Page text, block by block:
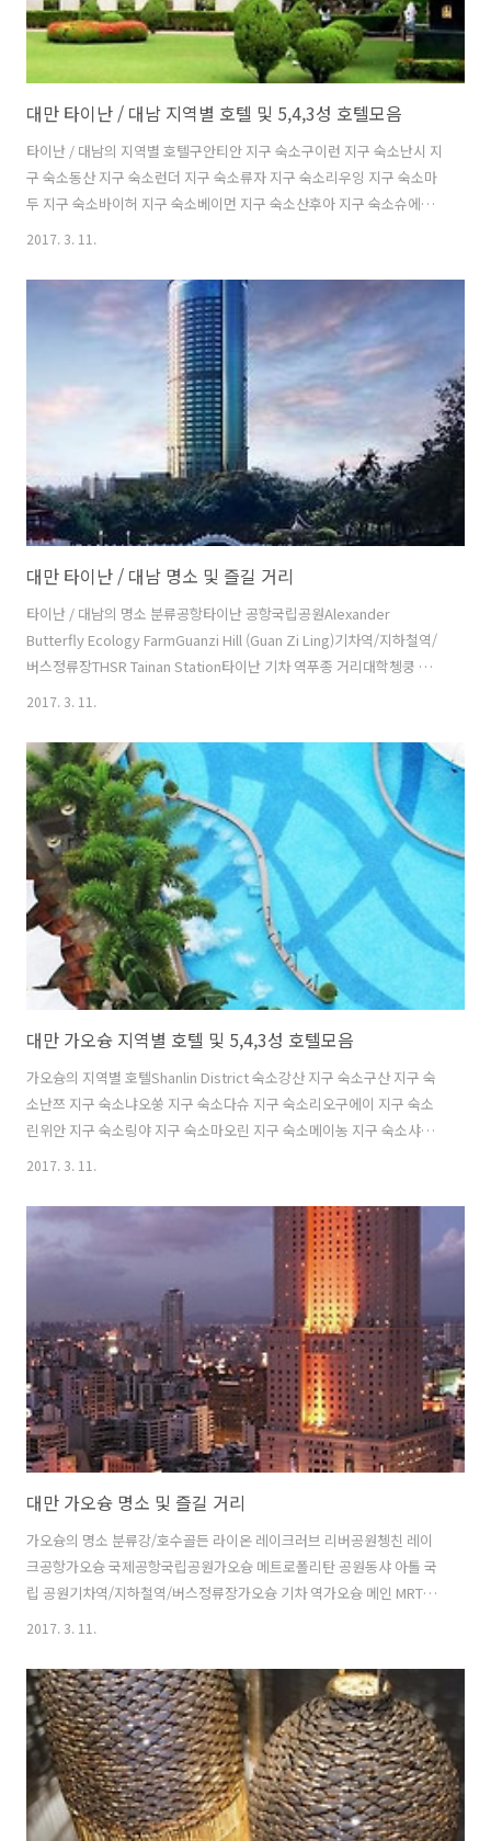
대만 타이난 / 대남 지역별 호텔 및 5,4,3성 호텔모음
타이난 / 대남의 지역별 호텔구안티안 지구 숙소구이런 지구 숙소난시 지
구 숙소동산 지구 숙소런더 지구 숙소류자 지구 숙소리우잉 지구 숙소마
두 지구 숙소바이허 지구 숙소베이먼 지구 숙소산후아 지구 숙소슈에자
성급 호텔샹그릴라 파 이스턴 프라자 호텔실크 플레이스 타이난에버그
린 프라자 호텔저스트윈 그랜드 호텔퀴나 프라자 호텔타이흐 랜디스 호
텔 타이난타이난 / 대남의 4성급 호텔FX 호텔 타이난 민성 로드OHYA 부
티크 모텔 신 잉 지점글로리 파인 호텔더 플레이스 타이난웨이 얏 그랜드
호텔자 신 가든 하우스카인드네스 민 셍 호텔타이난 호텔타이펑 스위트
호텔푸 와드 호텔 타이난..
2017. 3. 11.
대만 타이난 / 대남 명소 및 즐길 거리
타이난 / 대남의 명소 분류공항타이난 공항국립공원Alexander
Butterfly Ecology FarmGuanzi Hill (Guan Zi Ling)기차역/지하철역/
버스정류장THSR Tainan Station타이난 기차 역푸종 거리대학쳉쿵 대
학교랜드마크린 백화점치흐칸 타워타잇 & 코 상인 회관명소/관광지
머천트 하우스이터널 골든 캐슬치칸 타워콘푸시어스 사원바
(Bar)Armory Pub박물관/미술관National museum of Taiwan
History국립 대만 문학관시오 하우스아트 뮤지엄치메이 박물관타이난
시 문화 센터병원/의료시설국립 쳉 쿵 대학교 병원상점Fuji photo
shopLaundromatShin Kong M..
2017. 3. 11.
대만 가오슝 지역별 호텔 및 5,4,3성 호텔모음
가오슝의 지역별 호텔Shanlin District 숙소강산 지구 숙소구산 지구 숙
소난쯔 지구 숙소냐오쑹 지구 숙소다슈 지구 숙소리오구에이 지구 숙소
린위안 지구 숙소링야 지구 숙소마오린 지구 숙소메이농 지구 숙소샤오
오 지구 숙소퐁산 지구 숙소후네이 지구 숙소가오슝의 5성급 호텔85 스
카이 타워 호텔E-다 스카이락 호텔Hotel Indigo Kaohsiung Central
Park그랜드 하이 - 라이 호텔더 그랜드 호텔 카오슝로얄 리스 호텔앰배
서더 호텔이다 로열 호텔킹덤 호텔하워드 프라자 호텔한 센 인터내셔널
호텔가오슝의 4성급 호텔가든 리조트 핫 스프링가든 빌라 호텔골든 ..
2017. 3. 11.
대만 가오슝 명소 및 즐길 거리
가오슝의 명소 분류강/호수골든 라이온 레이크러브 리버공원쳉친 레이
크공항가오슝 국제공항국립공원가오슝 메트로폴리탄 공원동샤 아톨 국
립 공원기차역/지하철역/버스정류장가오슝 기차 역가오슝 메인 MRT역
가오슝 버스 역가오슝 아레나 MRT역강산 사우스 MRT역난지 엑스포 프
역메트로폴리탄 파크 MRT역산두 쇼핑 디스트릭트 MRT역센트럴 파크
MRT역스자 MRT역시오강 MRT역시지완 MRT역시티 카운슬 MRT역신의
엘레멘터리 스쿨 MRT 역아오지디 MRT역에콜로지컬 디스트릭트 MRT
역엠알티 가오슝 국제 공항옌청푸 MRT역오일 리파이너리 엘리멘터리
스쿨 MRT 역우쿠아이쿠오 MRT역월드 게임 MRT역웨이우잉 MRT역주
오잉 MRT역차오터우 MRT역차..
2017. 3. 11.